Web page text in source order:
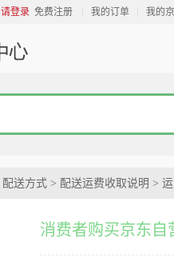
请登录 免费注册 我的订单 我的
配送方式 > 配送运费收取说明 >
消费者购买京东自